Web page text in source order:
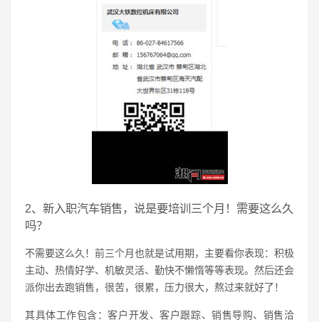
2、新入职汽车销售，说是要培训三个月！需要这么久
吗？
不需要这么久！前三个月也就是试用期，主要看你表现：积极
主动、热情好学、机敏灵活、勤快不懒惰等等表现。然后还会
派你出去跑销售，很苦，很累，压力很大，熬过来就好了！
其具体工作包含：客户开发、客户跟踪、销售导购、销售洽